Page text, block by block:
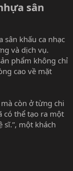
sân
sân khấu ca nhạc
và dịch vụ.
phẩm không chỉ
cao về mặt
còn ở từng chi
có thể tạo ra một
sĩ.”, một khách